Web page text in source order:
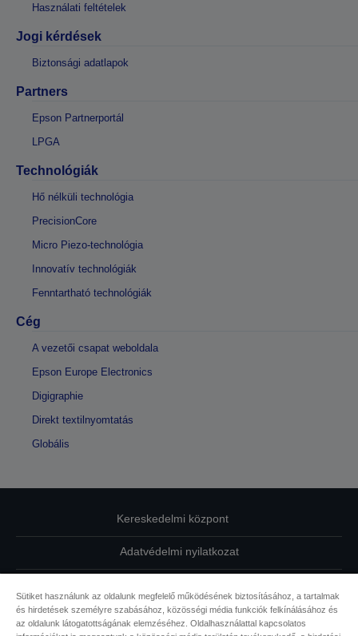
Használati feltételek
Jogi kérdések
Biztonsági adatlapok
Partners
Epson Partnerportál
LPGA
Technológiák
Hő nélküli technológia
PrecisionCore
Micro Piezo-technológia
Innovatív technológiák
Fenntartható technológiák
Cég
A vezetői csapat weboldala
Epson Europe Electronics
Digigraphie
Direkt textilnyomtatás
Globális
Kereskedelmi központ
Adatvédelmi nyilatkozat
Kapcsolatfelvétel
Sütiket használunk az oldalunk megfelelő működésének biztosításához, a tartalmak
és hirdetések személyre szabásához, közösségi média funkciók felkínálásához és
az oldalunk látogatottságának elemzéséhez. Oldalhasználattal kapcsolatos